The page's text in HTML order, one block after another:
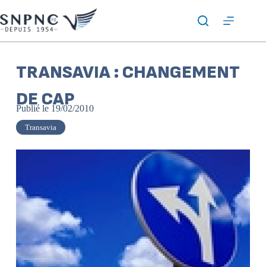
TRANSAVIA : CHANGEMENT
DE CAP
Publié le 19/02/2010
Transavia